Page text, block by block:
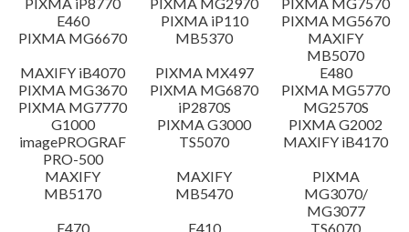
注意事項
設置說明
檔案資訊
免責聲明
E460
PIXMA iP110
PIXMA MG5670
PIXMA MG6670
MB5370
MAXIFY
MB5070
MAXIFY iB4070
PIXMA MX497
E480
PIXMA MG3670
PIXMA MG6870
PIXMA MG5770
PIXMA MG7770
iP2870S
MG2570S
G1000
PIXMA G3000
PIXMA G2002
imagePROGRAF
PRO-500
TS5070
MAXIFY iB4170
MAXIFY
MB5170
MAXIFY
MB5470
PIXMA
MG3070/
MG3077
E470
E410
TS6070